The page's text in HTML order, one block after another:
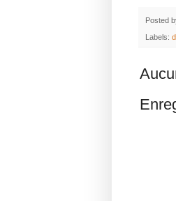
Posted
Labels: